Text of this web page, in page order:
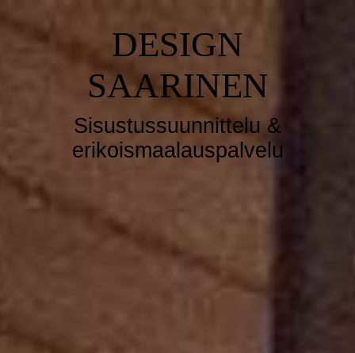
DESIGN
SAARINEN
Sisustussuunnittelu &
erikoismaalauspalvelu